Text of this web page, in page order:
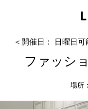
フ
＜開催日： 日曜日
ファッシ
場所